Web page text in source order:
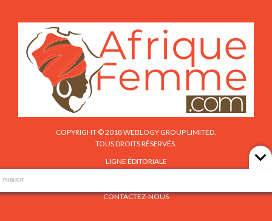
COPYRIGHT © 2018 WEBLOGY GROUP LIMITED.
TOUS DROITS RÉSERVÉS.
LIGNE ÉDITORIALE
CONTACTEZ-NOUS
PUBLICIT